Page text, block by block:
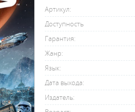
Артикул:
Доступность
Гарантия:
Жанр:
Язык:
Дата выхода:
Издатель: